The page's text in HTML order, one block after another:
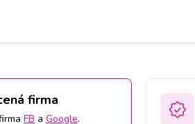
firma
FB a Google.